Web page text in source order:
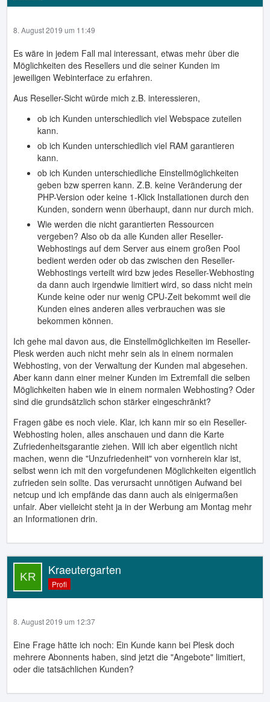
8. August 2019 um 11:49
Es wäre in jedem Fall mal interessant, etwas mehr über die
Möglichkeiten des Resellers und die seiner Kunden im
jeweiligen Webinterface zu erfahren.
Aus Reseller-Sicht würde mich z.B. interessieren,
ob ich Kunden unterschiedlich viel Webspace zuteilen
kann.
ob ich Kunden unterschiedlich viel RAM garantieren
kann.
ob ich Kunden unterschiedliche Einstellmöglichkeiten
geben bzw sperren kann. Z.B. keine Veränderung der
PHP-Version oder keine 1-Klick Installationen durch den
Kunden, sondern wenn überhaupt, dann nur durch mich.
Wie werden die nicht garantierten Ressourcen
vergeben? Also ob da alle Kunden aller Reseller-
Webhostings auf dem Server aus einem großen Pool
bedient werden oder ob das zwischen den Reseller-
Webhostings verteilt wird bzw jedes Reseller-Webhosting
da dann auch irgendwie limitiert wird, so dass nicht mein
Kunde keine oder nur wenig CPU-Zeit bekommt weil die
Kunden eines anderen alles verbrauchen was sie
bekommen können.
Ich gehe mal davon aus, die Einstellmöglichkeiten im Reseller-
Plesk werden auch nicht mehr sein als in einem normalen
Webhosting, von der Verwaltung der Kunden mal abgesehen.
Aber kann dann einer meiner Kunden im Extremfall die selben
Möglichkeiten haben wie in einem normalen Webhosting? Oder
sind die grundsätzlich schon stärker eingeschränkt?
Fragen gäbe es noch viele. Klar, ich kann mir so ein Reseller-
Webhosting holen, alles anschauen und dann die Karte
Zufriedenheitsgarantie ziehen. Will ich aber eigentlich nicht
machen, wenn die "Unzufriedenheit" von vornherein klar ist,
selbst wenn ich mit den vorgefundenen Möglichkeiten eigentlich
zufrieden sein sollte. Das verursacht unnötigen Aufwand bei
netcup und ich empfände das dann auch als einigermaßen
unfair. Aber vielleicht steht ja in der Werbung am Montag mehr
an Informationen drin.
Kraeutergarten
Profi
8. August 2019 um 12:37
Eine Frage hätte ich noch: Ein Kunde kann bei Plesk doch
mehrere Abonnents haben, sind jetzt die "Angebote" limitiert,
oder die tatsächlichen Kunden?